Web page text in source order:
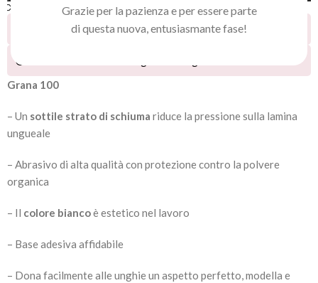
Grazie per la pazienza e per essere parte
di questa nuova, entusiasmante fase!
Confronta
Aggiungi alla lista dei desideri
Persone che guardano questo prodotto ora!
Grana 100
– Un sottile strato di schiuma riduce la pressione sulla lamina
ungueale
– Abrasivo di alta qualità con protezione contro la polvere
organica
– Il colore biancoè estetico nel lavoro
– Base adesiva affidabile
– Dona facilmente alle unghie un aspetto perfetto, modella e